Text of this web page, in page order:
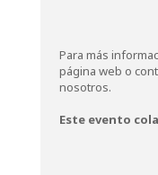
Para más
página web o
nosotros.
Este evento